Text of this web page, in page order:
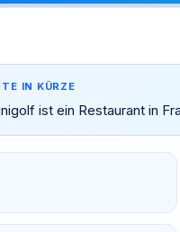
IN KÜRZE
ist ein Restaurant in